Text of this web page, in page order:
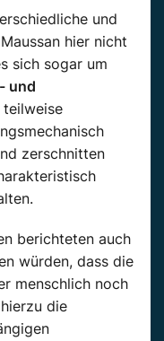
und
Maussan hier nicht
sich sogar um
und
teilweise
zerschnitten
berichteten auch
würden, dass die
menschlich noch
die